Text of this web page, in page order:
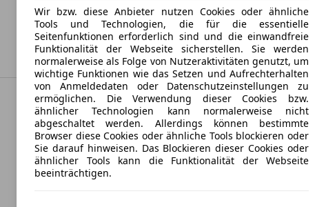
Elektrische
Getönte
Klimaanlage
Lackierung
Metallic
Farbe der Innenausstattung
Schwarz
Innenausstattung
Stoff
Sonderausstattung:
Anhängerkupplung (Kugelkopf abnehmbar)
Audio-Navigationssystem Discover Media
USB)
Ausstattungs-Paket Licht + Sicht
Außenspiegel elektr. verstell-, heiz- und
Wir bzw. diese Anbieter nutzen Cookies oder ähnliche
Tools und Technologien, die für die essentielle
Seitenfunktionen erforderlich sind und die einwandfreie
Funktionalität der Webseite sicherstellen. Sie werden
normalerweise als Folge von Nutzeraktivitäten genutzt, um
wichtige Funktionen wie das Setzen und Aufrechterhalten
von Anmeldedaten oder Datenschutzeinstellungen zu
ermöglichen. Die Verwendung dieser Cookies bzw.
ähnlicher Technologien kann normalerweise nicht
abgeschaltet werden. Allerdings können bestimmte
Browser diese Cookies oder ähnliche Tools blockieren oder
Sie darauf hinweisen. Das Blockieren dieser Cookies oder
ähnlicher Tools kann die Funktionalität der Webseite
beeinträchtigen.